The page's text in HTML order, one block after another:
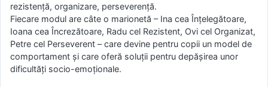
rezistenţă, organizare, perseverenţă.
Fiecare modul are câte o marionetă – Ina cea Înţelegătoare,
Ioana cea Încrezătoare, Radu cel Rezistent, Ovi cel Organizat,
Petre cel Perseverent – care devine pentru copii un model de
comportament şi care oferă soluţii pentru depăşirea unor
dificultăţi socio-emoţionale.